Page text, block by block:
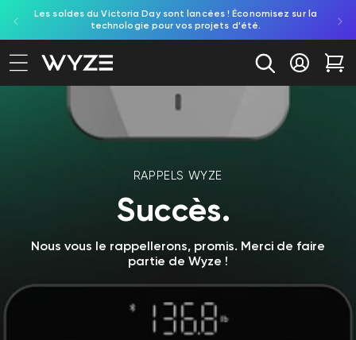
au contenu
d'accessibilité
Les soldes du Victoria Day sont lancées ! Économisez sur la
technologie pour vos projets d'été.
Se
RAPPELS WYZE
Succès.
Nous vous le rappellerons, promis. Merci de faire
partie de Wyze !